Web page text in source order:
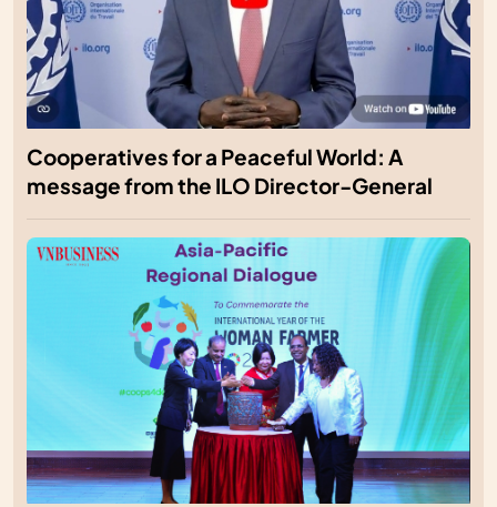
Cooperatives for a Peaceful World: A
message from the ILO Director-General